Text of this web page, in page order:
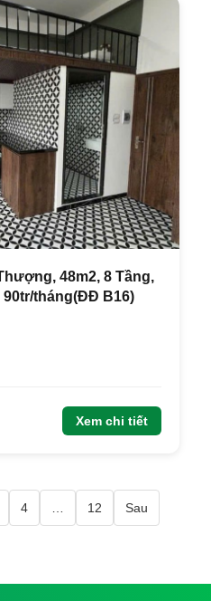
48m2, 8 Tầng,
90tr/tháng(ĐĐ B16)
Xem chi tiết
4 … 12 Sau